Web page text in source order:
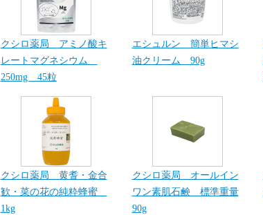
クシロ薬局 アミノ酸キ
レートマグネシウム
250mg 45粒
エシュルン 簡単ヒマシ
油クリーム 90g
クシロ薬局 黄耆・金合
歓・菜の花の純粋蜂蜜
1kg
クシロ薬局 オールイン
ワン素肌石鹸 標準重量
90g